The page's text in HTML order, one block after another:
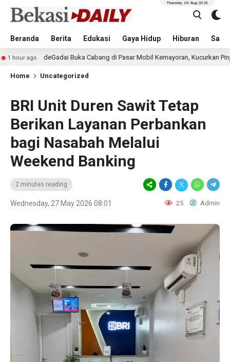
Beranda Berita Edukasi Gaya Hidup Hiburan
Thursday, 06 Aug 2026
deGadai Buka Cabang di Pasar Mobil Kemayoran, Kucurkan Pinjaman
Home Uncategorized
BRI Unit Duren Sawit Tetap
Berikan Layanan Perbankan
bagi Nasabah Melalui
Weekend Banking
2 minutes reading
Wednesday, 27 May 2026 08:01 25 Admin